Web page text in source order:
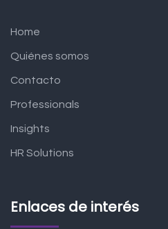
Home
Quiénes somos
Contacto
Professionals
Insights
HR Solutions
Enlaces de interés